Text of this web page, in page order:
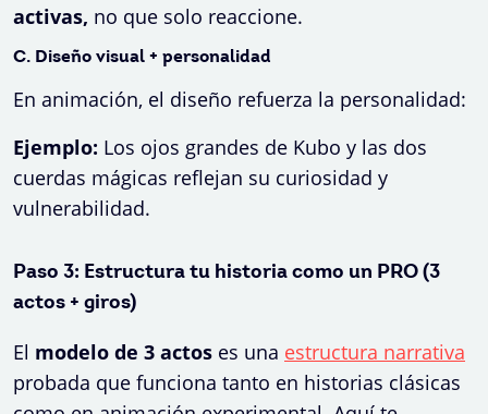
activas, no que solo reaccione.
C. Diseño visual + personalidad
En animación, el diseño refuerza la personalidad:
Ejemplo: Los ojos grandes de Kubo y las dos
cuerdas mágicas reflejan su curiosidad y
vulnerabilidad.
Paso 3: Estructura tu historia como un PRO (3
actos + giros)
El modelo de 3 actos es una estructura narrativa
probada que funciona tanto en historias clásicas